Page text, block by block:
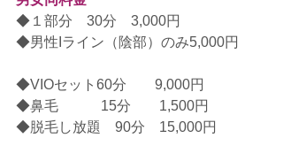
◆１部分　30分　3,000円
◆男性Iライン（陰部）のみ5,000円
◆VIOセット60分　　9,000円
◆鼻毛　　　15分　　1,500円
◆脱毛し放題　90分　15,000円